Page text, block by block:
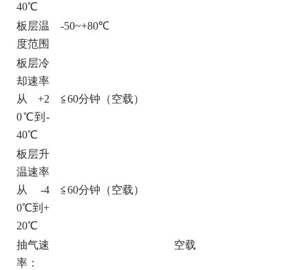
40℃
板层温
度范围
-50~+80℃
板层冷
却速率
从+2
0℃到-
40℃
≦60分钟（空载）
板层升
温速率
从-4
0℃到+
20℃
≦60分钟（空载）
抽气速
率：
空载